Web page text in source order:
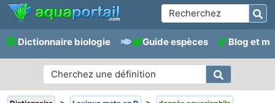
Dictionnaire biologie Guide espèces Blog et